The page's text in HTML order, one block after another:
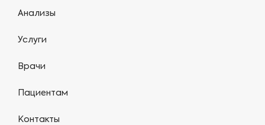
Анализы
Услуги
Врачи
Пациентам
Контакты